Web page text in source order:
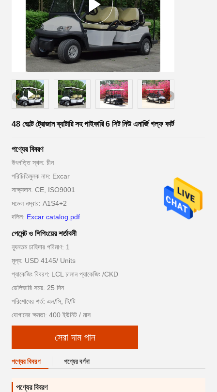
48 ভোল্ট ট্রোজান ব্যাটারি সহ পাইকারি 6 সিট নিউ এনার্জি গল্ফ কার্ট
পণ্যের বিবরণ
উৎপত্তি স্থল: চীন
পরিচিতিমুলক নাম: Excar
সাক্ষ্যদান: CE, ISO9001
মডেল নম্বার: A1S4+2
দলিল: Excar catalog.pdf
পেমেন্ট ও শিপিংয়ের শর্তাবলী
ন্যূনতম চাহিদার পরিমাণ: 1
মূল্য: USD 4145/ Units
প্যাকেজিং বিবরণ: LCL চালান প্যাকেজিং /CKD
ডেলিভারি সময়: 25 দিন
পরিশোধের শর্ত: এল/সি, টি/টি
যোগানের ক্ষমতা: 400 ইউনিট / মাস
সেরা দাম পান
পণ্যের বিবরণ পণ্যের বর্ণনা
পণ্যের বিবরণ